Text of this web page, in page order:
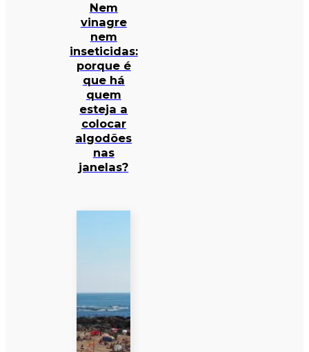
Nem
vinagre
nem
inseticidas:
porque é
que há
quem
esteja a
colocar
algodões
nas
janelas?